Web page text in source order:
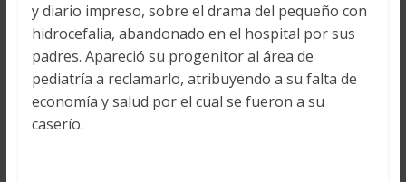
y diario impreso, sobre el drama del pequeño con
hidrocefalia, abandonado en el hospital por sus
padres. Apareció su progenitor al área de
pediatría a reclamarlo, atribuyendo a su falta de
economía y salud por el cual se fueron a su
caserío.